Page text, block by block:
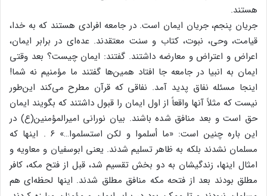
هستند.
جریان‌ پنجم‌، جریان‌ ایمان‌ است‌. در جامعه‌ افرادی‌ هستند که‌ به‌ خدا،
قیامت‌، وحی‌، نبوت‌، کتاب‌ و سنت‌ معتقدند. عده‌ای‌ در برابر ایمان‌،
اعراض‌ و اعتراض‌ و معارضه‌ داشتند. گفتند: ایمان‌ چیست‌؟ بعد وقتی‌
ایمان‌ به‌ انبیا در جامعه‌ جا افتاد همین‌ها گفتند ما مؤمنیم‌ نه‌ شما!
اینجا مسئله‌ نفاق‌ پدید آمد. نفاقی‌ که‌ قرآن‌ مطرح‌ می‌کند این‌طور
نیست‌ که‌ مثلاً آنها واقعاً از اول‌ ایمان‌ را قبول‌ داشتند که‌ بگویند ایمان‌
حق‌ است‌ و بعد منافق‌ شده‌ باشند. بیان‌ نورانی‌ امیرالمؤمنین‌(ع‌) در
این‌ باره‌ چنین‌ است‌: «ما أسلموا و لکن‌ استسلموا…» ۶ . اینها که‌
مسلمان‌ نشدند بلکه‌ به‌ ظاهر تسلیم‌ شدند. یعنی‌ ابوسفیان‌ و معاویه‌ و
امثال‌ اینها، زندگیشان‌ به‌ دو بخش‌ تقسیم‌ شد، قبل‌ از فتح‌ مکه‌، کافر
مطلق‌ بودند بعد از فتحه‌ مکه‌ منافق‌ مطلق‌ شدند. اینها لحظه‌ای‌ هم‌